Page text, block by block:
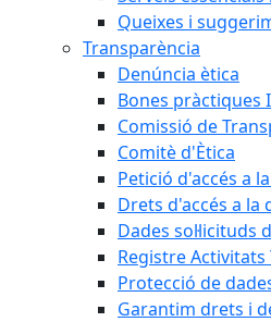
Queixes i
Transparència
Denúncia ètica
Bones pràctiques
Comissió de
Comitè d'Ètica
Petició d'accés a
Drets d'accés a
Dades sol·licituds
Registre
Protecció de
Garantim drets i